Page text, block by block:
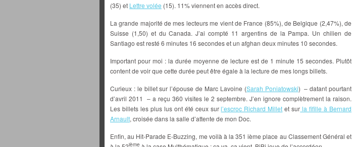
(35) et Lettre volée (15). 11% viennent en accès direct.
La grande majorité de mes lecteurs me vient de France (85%), de Belgique (2,47%), de
Suisse (1,50) et du Canada. J’ai compté 11 argentins de la Pampa. Un chilien de
Santiago est resté 6 minutes 16 secondes et un afghan deux minutes 10 secondes.
Important pour moi : la durée moyenne de lecture est de 1 minute 15 secondes. Plutôt
content de voir que cette durée peut être égale à la lecture de mes longs billets.
Curieux : le billet sur l’épouse de Marc Lavoine (Sarah Poniatowski) – datant pourtant
d’avril 2011 – a reçu 360 visites le 2 septembre. J’en ignore complètrement la raison.
Les billets les plus lus ont été ceux surl’escroc Richard Millet et sur la fifille à Bernard
Arnault, croisée dans la salle d’attente de mon Doc.
Enfin, au Hit-Parade E-Buzzing, me voilà à la 351 ième place au Classement Général et
ième